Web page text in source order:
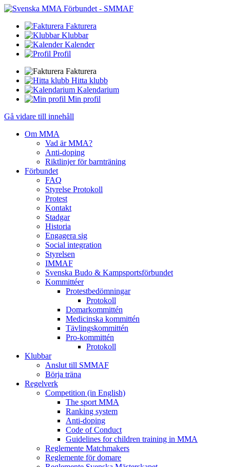
Fakturera
Klubbar
Kalender
Profil
Fakturera
Hitta klubb
Kalendarium
Min profil
Gå vidare till innehåll
Om MMA
Vad är MMA?
Anti-doping
Riktlinjer för barnträning
Förbundet
FAQ
Styrelse Protokoll
Protest
Kontakt
Stadgar
Historia
Engagera sig
Social integration
Styrelsen
IMMAF
Svenska Budo & Kampsportsförbundet
Kommittéer
Protestbedömningar
Protokoll
Domarkommittén
Medicinska kommittén
Tävlingskommittén
Pro-kommittén
Protokoll
Klubbar
Anslut till SMMAF
Börja träna
Regelverk
Competition (in English)
The sport MMA
Ranking system
Anti-doping
Code of Conduct
Guidelines for children training in MMA
Reglemente Matchmakers
Reglemente för domare